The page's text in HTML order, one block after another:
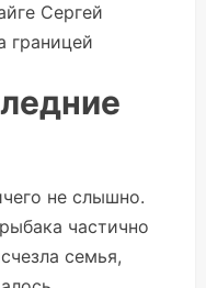
Сергей
границей
не слышно.
частично
семья,